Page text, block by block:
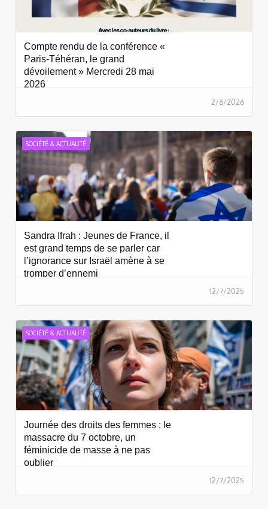
Compte rendu de la conférence «
Paris-Téhéran, le grand
dévoilement » Mercredi 28 mai
2026
2/6/2026
SOCIÉTÉ & ACTUALITÉ
Sandra Ifrah : Jeunes de France, il
est grand temps de se parler car
l’ignorance sur Israël amène à se
tromper d’ennemi
12/7/2025
SOCIÉTÉ & ACTUALITÉ
Journée des droits des femmes : le
massacre du 7 octobre, un
féminicide de masse à ne pas
oublier
12/7/2025